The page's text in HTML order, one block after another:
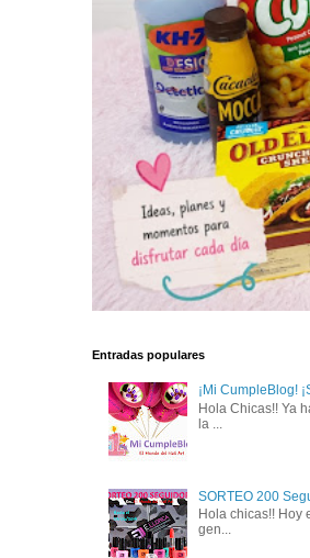
Entradas populares
¡Mi CumpleBlog!
Hola Chicas!! Ya
la ...
SORTEO 200
Hola chicas!! Hoy
gen...